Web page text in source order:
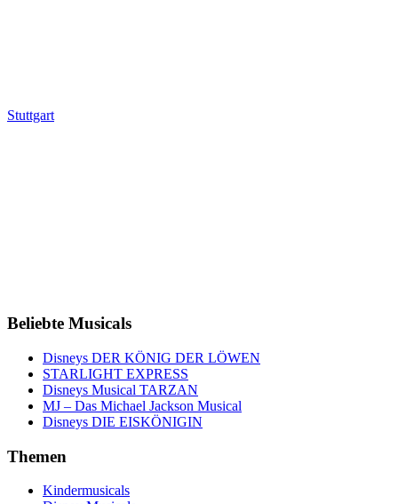
Stuttgart
Beliebte Musicals
Disneys DER KÖNIG DER LÖWEN
STARLIGHT EXPRESS
Disneys Musical TARZAN
MJ – Das Michael Jackson Musical
Disneys DIE EISKÖNIGIN
Themen
Kindermusicals